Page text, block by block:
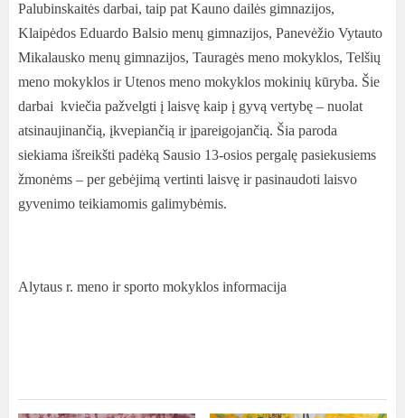
Palubinskaitės darbai, taip pat Kauno dailės gimnazijos,
Klaipėdos Eduardo Balsio menų gimnazijos, Panevėžio Vytauto
Mikalausko menų gimnazijos, Tauragės meno mokyklos, Telšių
meno mokyklos ir Utenos meno mokyklos mokinių kūryba. Šie
darbai kviečia pažvelgti į laisvę kaip į gyvą vertybę – nuolat
atsinaujinančią, įkvepiančią ir įpareigojančią. Šia paroda
siekiama išreikšti padėką Sausio 13-osios pergalę pasiekusiems
žmonėms – per gebėjimą vertinti laisvę ir pasinaudoti laisvo
gyvenimo teikiamomis galimybėmis.
Alytaus r. meno ir sporto mokyklos informacija